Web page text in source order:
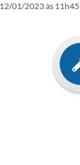
01/2023 às 11h45